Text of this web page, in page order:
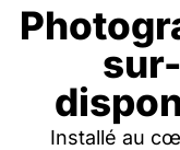
Installé au